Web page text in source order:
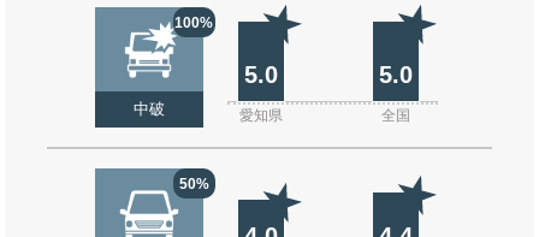
100%
中破
5.0 5.0
愛知県 全国
50%